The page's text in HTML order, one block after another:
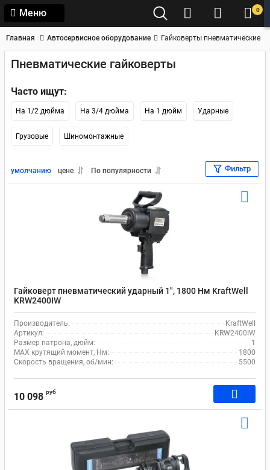
Меню 0
Главная Автосервисное оборудование Гайковерты пневматические
Пневматические гайковерты
Часто ищут:
На 1/2 дюйма На 3/4 дюйма На 1 дюйм Ударные
Грузовые Шиномонтажные
умолчанию цене По популярности Фильтр
Гайковерт пневматический ударный 1", 1800 Нм KraftWell
KRW2400IW
Производитель:
KraftWell
Артикул:
KRW2400IW
Размер патрона, дюйм:
1
MAX крутящий момент, Нм:
1800
Скорость вращения, об/мин:
5500
10 098 руб